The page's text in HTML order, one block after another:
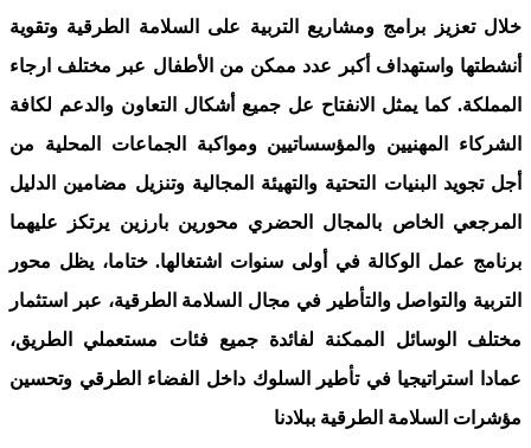
خلال تعزيز برامج ومشاريع التربية على السلامة الطرقية وتقوية
أنشطتها واستهداف أكبر عدد ممكن من الأطفال عبر مختلف ارجاء
المملكة. كما يمثل الانفتاح عل جميع أشكال التعاون والدعم لكافة
الشركاء المهنيين والمؤسساتيين ومواكبة الجماعات المحلية من
أجل تجويد البنيات التحتية والتهيئة المجالية وتنزيل مضامين الدليل
المرجعي الخاص بالمجال الحضري محورين بارزين يرتكز عليهما
برنامج عمل الوكالة في أولى سنوات اشتغالها. ختاما، يظل محور
التربية والتواصل والتأطير في مجال السلامة الطرقية، عبر استثمار
مختلف الوسائل الممكنة لفائدة جميع فئات مستعملي الطريق،
عمادا استراتيجيا في تأطير السلوك داخل الفضاء الطرقي وتحسين
مؤشرات السلامة الطرقية ببلادنا